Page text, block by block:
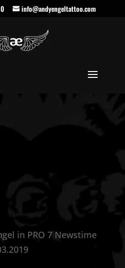
info@andyengeltattoo.com
in PRO 7 Newstime